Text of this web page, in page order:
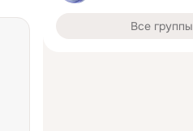
Все группы